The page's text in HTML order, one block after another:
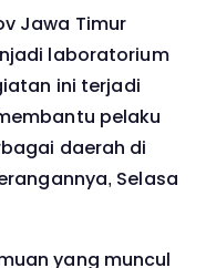
Jawa Timur
laboratorium
ini terjadi
pelaku
daerah di
Selasa
yang muncul